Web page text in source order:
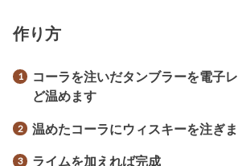
作り方
コーラを注いだタンブラーを電子
ど温めます
温めたコーラにウィスキーを注ぎ
ライムを加えれば完成